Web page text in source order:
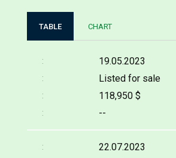
TABLE CHART
19.05.2023
Listed for sale
118,950 $
--
22.07.2023